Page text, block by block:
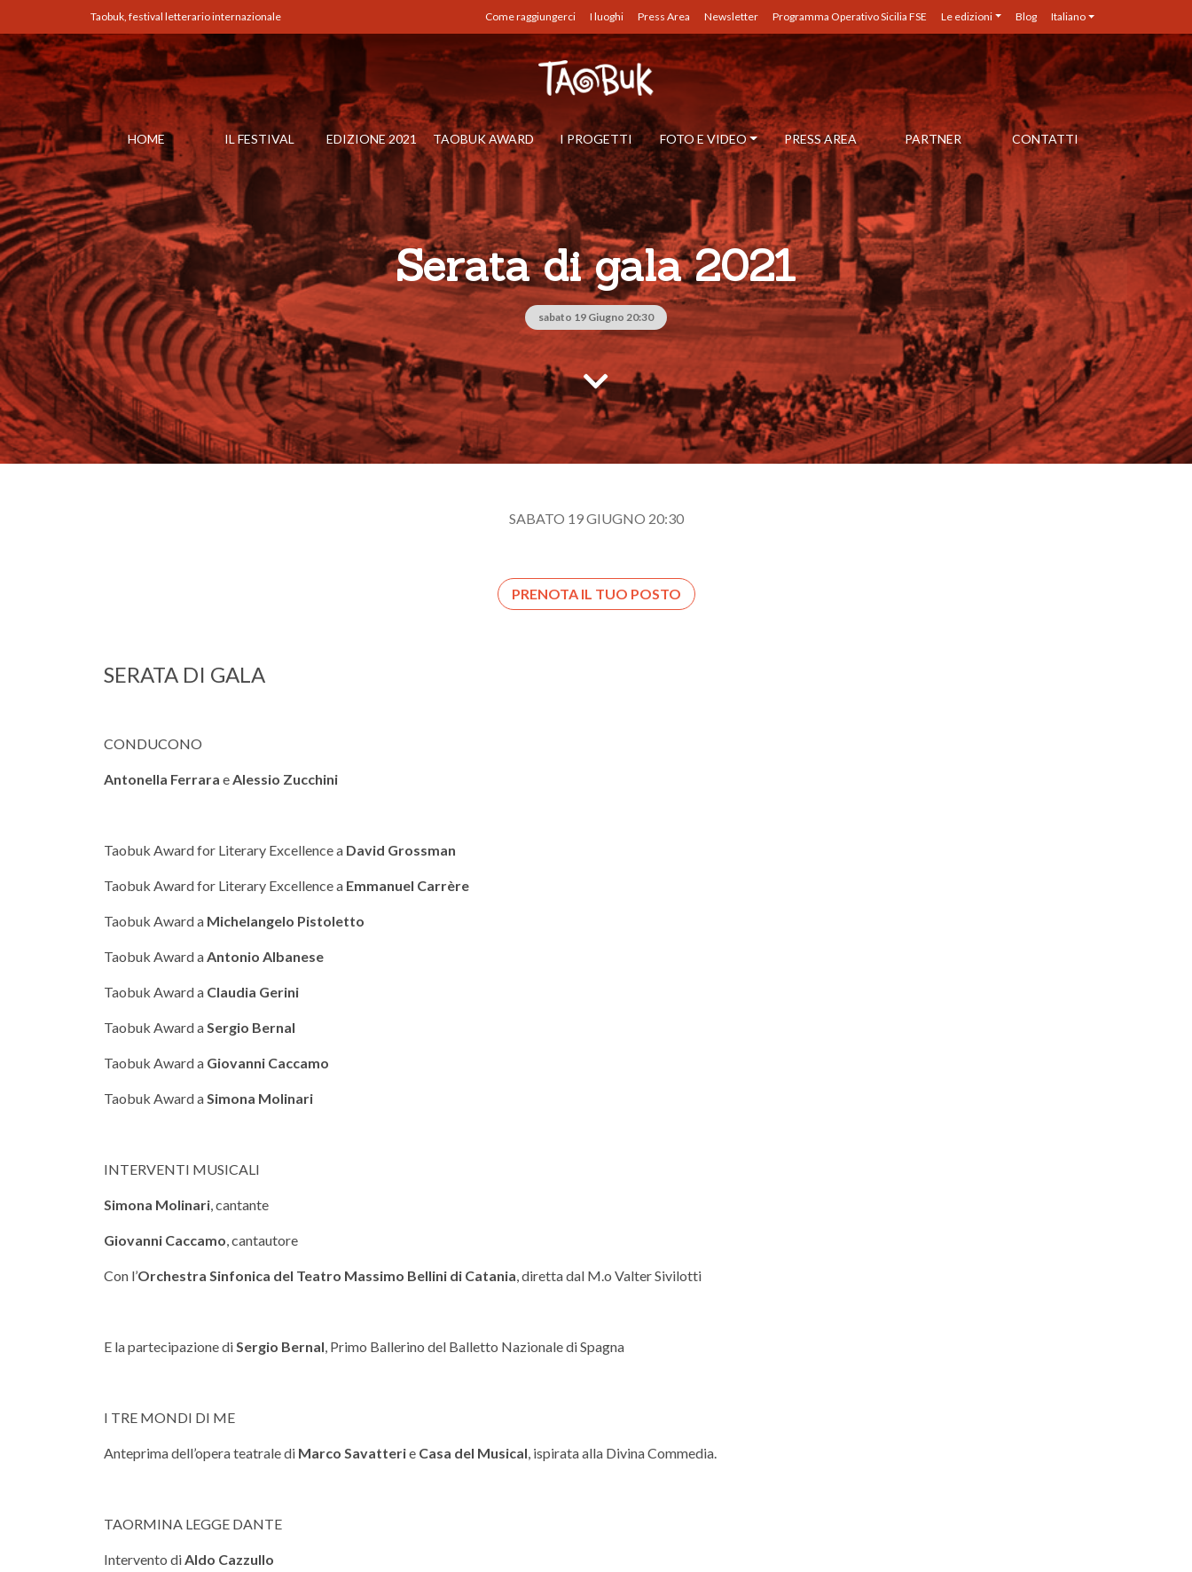
Taobuk, festival letterario internazionale Come raggiungerci I luoghi Press Area Newsletter Programma Operativo Sicilia FSE Le edizioni Blog Italiano
HOME IL FESTIVAL EDIZIONE 2021 TAOBUK AWARD I PROGETTI FOTO E VIDEO PRESS AREA PARTNER CONTATTI
Serata di gala 2021
sabato 19 Giugno 20:30
SABATO 19 GIUGNO 20:30
PRENOTA IL TUO POSTO
SERATA DI GALA
CONDUCONO
Antonella Ferrara eAlessio Zucchini
Taobuk Award for Literary Excellence a David Grossman
Taobuk Award for Literary Excellence a Emmanuel Carrère
Taobuk Award a Michelangelo Pistoletto
Taobuk Award aAntonio Albanese
Taobuk Award a Claudia Gerini
Taobuk Award aSergio Bernal
Taobuk Award a Giovanni Caccamo
Taobuk Award aSimona Molinari
INTERVENTI MUSICALI
Simona Molinari, cantante
Giovanni Caccamo, cantautore
Con l’Orchestra Sinfonica del Teatro Massimo Bellini di Catania, diretta dal M.o Valter Sivilotti
E la partecipazione diSergio Bernal, Primo Ballerino del Balletto Nazionale di Spagna
I TRE MONDI DI ME
Anteprima dell’opera teatrale di Marco Savatterie Casa del Musical, ispirata alla Divina Commedia.
TAORMINA LEGGE DANTE
Intervento diAldo Cazzullo